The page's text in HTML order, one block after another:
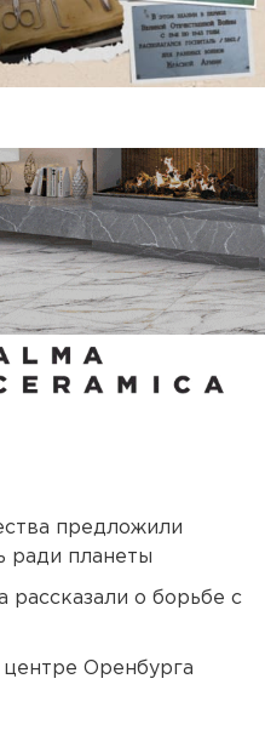
предложили
ради планеты
рассказали о борьбе с
Оренбурга